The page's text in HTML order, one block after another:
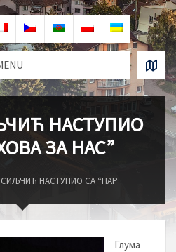
НАСТУПИО
ЗА НАС”
НАСТУПИО СА “ПАР
Глума